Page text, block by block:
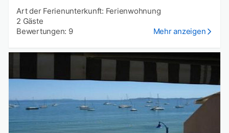
Art der Ferienunterkunft: Ferienwohnung
2 Gäste
Bewertungen: 9
Mehr anzeigen